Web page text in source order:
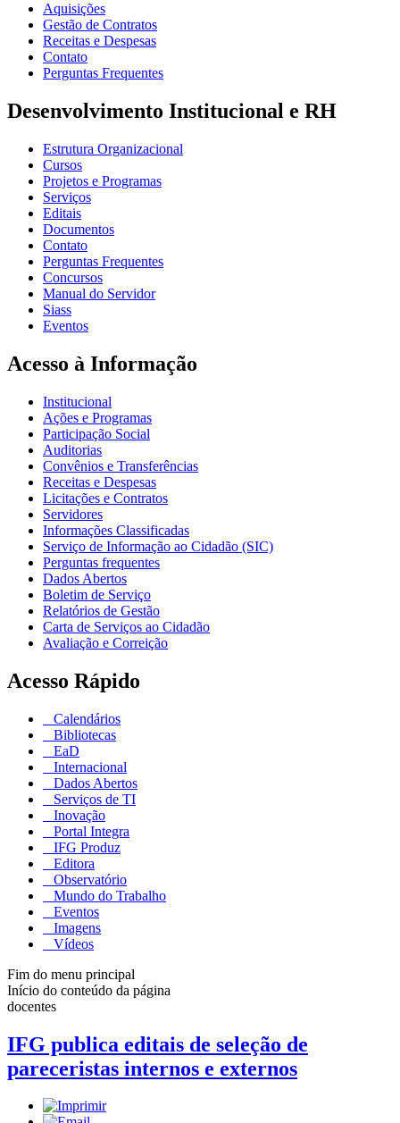
Aquisições
Gestão de Contratos
Receitas e Despesas
Contato
Perguntas Frequentes
Desenvolvimento Institucional e RH
Estrutura Organizacional
Cursos
Projetos e Programas
Serviços
Editais
Documentos
Contato
Perguntas Frequentes
Concursos
Manual do Servidor
Siass
Eventos
Acesso à Informação
Institucional
Ações e Programas
Participação Social
Auditorias
Convênios e Transferências
Receitas e Despesas
Licitações e Contratos
Servidores
Informações Classificadas
Serviço de Informação ao Cidadão (SIC)
Perguntas frequentes
Dados Abertos
Boletim de Serviço
Relatórios de Gestão
Carta de Serviços ao Cidadão
Avaliação e Correição
Acesso Rápido
Calendários
Bibliotecas
EaD
Internacional
Dados Abertos
Serviços de TI
Inovação
Portal Integra
IFG Produz
Editora
Observatório
Mundo do Trabalho
Eventos
Imagens
Vídeos
Fim do menu principal
Início do conteúdo da página
docentes
IFG publica editais de seleção de
pareceristas internos e externos